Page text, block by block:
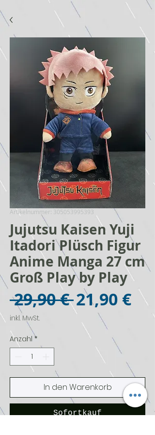
Artikelnummer: 305053995393
Jujutsu Kaisen Yuji
Itadori Plüsch Figur
Anime Manga 27 cm
Groß Play by Play
29,90 € 21,90 €
inkl. MwSt.
Anzahl *
In den Warenkorb
Sofortkauf